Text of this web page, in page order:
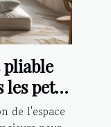
petits
de l'espace